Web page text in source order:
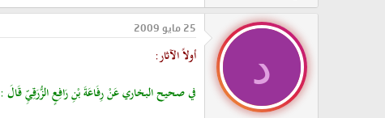
د
25 مايو 2009
أولاً الآثار:
في صحيح البخاري عَنْ رِفَاعَةَ بْنِ رَافِعٍ الزُّرَقِيِّ قَالَ :